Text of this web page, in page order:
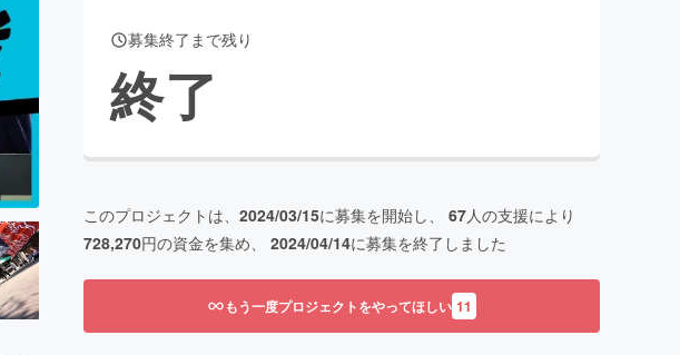
Creation
募集終了まで残り
終了
このプロジェクトは、 2024/03/15に募集を開始し、 67人の支援により
728,270円の資金を集め、 2024/04/14に募集を終了しました
もう一度プロジェクトをやってほしい 11